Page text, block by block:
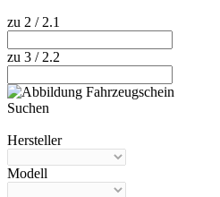
zu 2 / 2.1
zu 3 / 2.2
Suchen
Hersteller
Modell